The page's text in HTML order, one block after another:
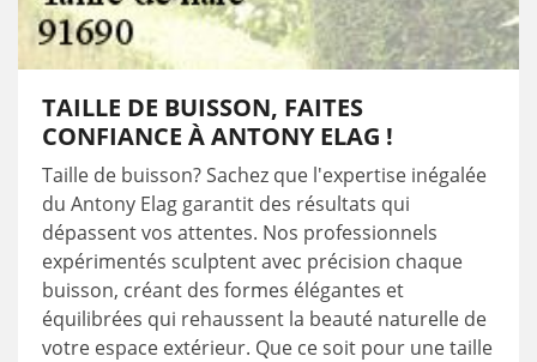
TAILLE DE BUISSON, FAITES
CONFIANCE À ANTONY ELAG !
Taille de buisson? Sachez que l'expertise inégalée
du Antony Elag garantit des résultats qui
dépassent vos attentes. Nos professionnels
expérimentés sculptent avec précision chaque
buisson, créant des formes élégantes et
équilibrées qui rehaussent la beauté naturelle de
votre espace extérieur. Que ce soit pour une taille